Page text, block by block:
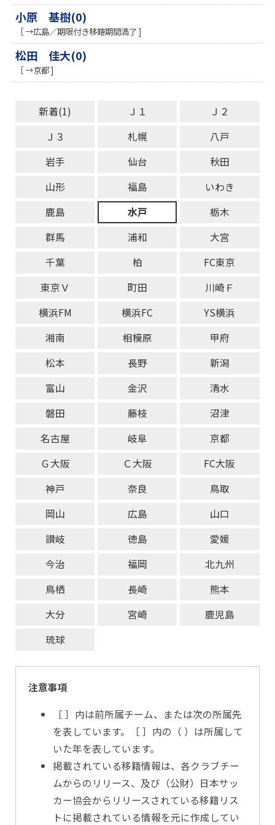
小原 基樹(0)
［ →広島／期限付き移籍期間満了 ]
松田 佳大(0)
［ →京都 ]
新着(1) Ｊ１
Ｊ２
Ｊ３
札幌
八戸
岩手
仙台
秋田
山形
福島
いわき
鹿島
水戸
栃木
群馬
浦和
大宮
千葉
柏
FC東京
東京Ｖ
町田
川崎Ｆ
横浜FM
横浜FC
YS横浜
湘南
相模原
甲府
松本
長野
新潟
富山
金沢
清水
磐田
藤枝
沼津
名古屋
岐阜
京都
Ｇ大阪
Ｃ大阪
FC大阪
神戸
奈良
鳥取
岡山
広島
山口
讃岐
徳島
愛媛
今治
福岡
北九州
鳥栖
長崎
熊本
大分
宮崎
鹿児島
琉球
注意事項
［ ］内は前所属チーム、または次の所属先
を表しています。［ ］内の（ ）は所属して
いた年を表しています。
掲載されている移籍情報は、各クラブチー
ムからのリリース、及び（公財）日本サッ
カー協会からリリースされている移籍リス
トに掲載されている情報を元に作成してい